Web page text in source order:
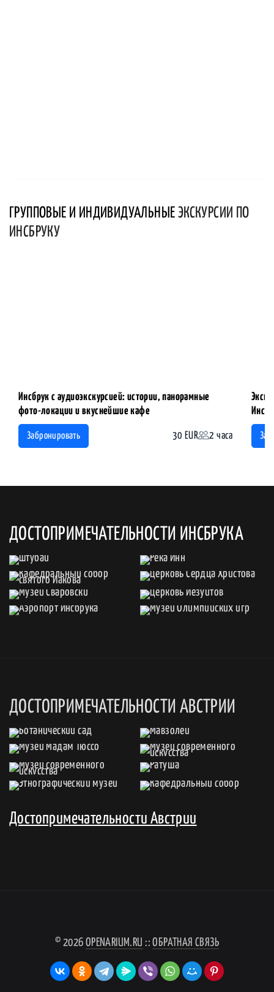
ГРУППОВЫЕ И ИНДИВИДУАЛЬНЫЕ ЭКСКУРСИИ ПО
ИНСБРУКУ
Инсбрук с аудиоэкскурсией: истории, панорамные
фото-локации и вкуснейшие кафе
Забронировать 30 EUR 2 часа
ДОСТОПРИМЕЧАТЕЛЬНОСТИ ИНСБРУКА
ДОСТОПРИМЕЧАТЕЛЬНОСТИ АВСТРИИ
Достопримечательности Австрии
© 2026 OPENARIUM.RU ::ОБРАТНАЯ СВЯЗЬ